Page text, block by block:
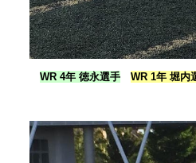
WR 4年 徳永選手 WR 1年 堀内